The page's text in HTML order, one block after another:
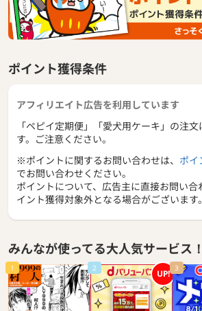
ポイント獲得条件
アフィリエイト広告を利用しています
「ペピイ定期便」「愛犬用ケーキ」の注
す。ご注意ください。
※ポイントに関するお問い合わせは、 ポイ
でお問い合わせください。
ポイントについて、広告主に直接お問い合
イント獲得対象外となる場合がございます。
みんなが使ってる大人気サービス！
1 2 UP! 3